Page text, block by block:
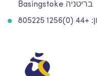
Basingstoke בריטניה
805225